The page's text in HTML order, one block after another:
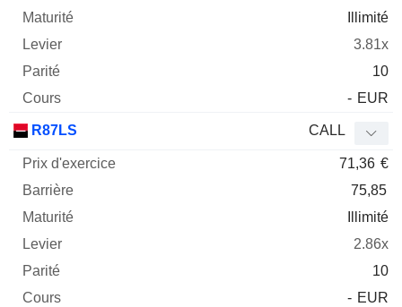
Illimité
3.81x
10
- EUR
R87LS CALL
71,36 €
75,85
Illimité
2.86x
10
- EUR